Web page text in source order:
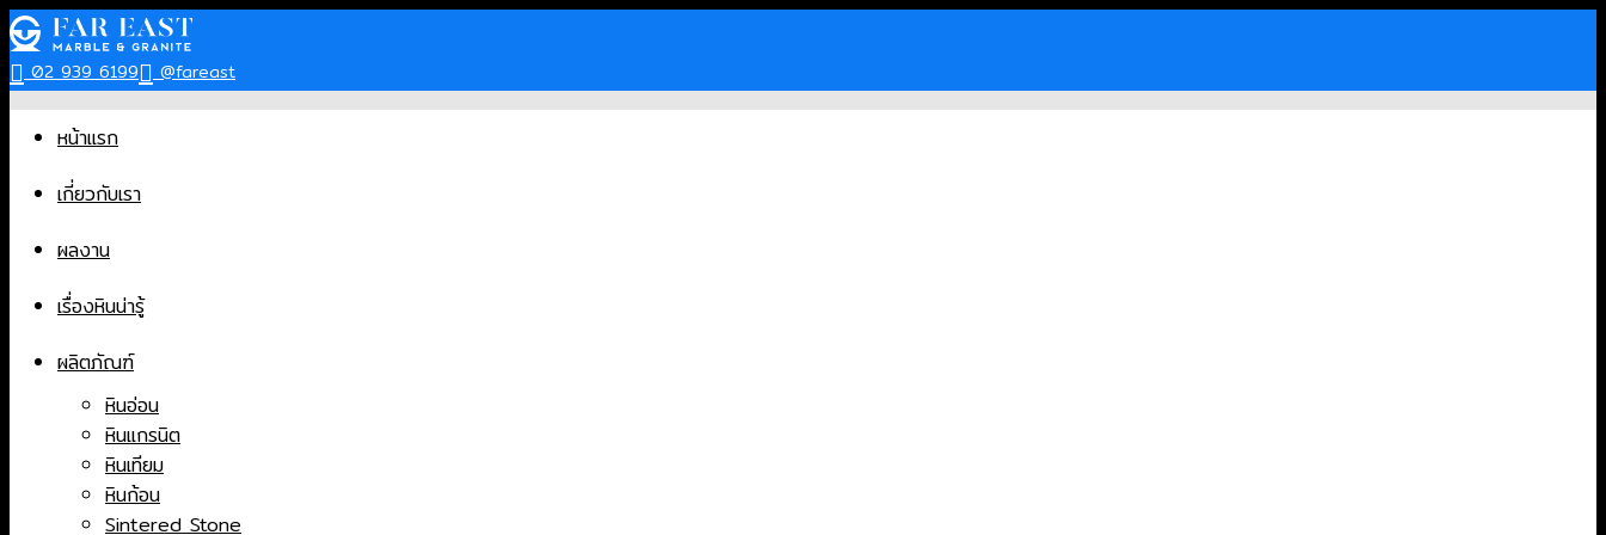
Skip
to
content
02 939 6199 @fareast
หน้าแรก
เกี่ยวกับเรา
ผลงาน
เรื่องหินน่ารู้
ผลิตภัณฑ์
หินอ่อน
หินแกรนิต
หินเทียม
หินก้อน
Sintered Stone